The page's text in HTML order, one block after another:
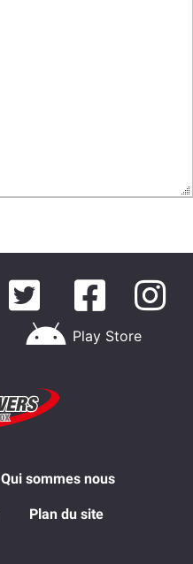
Play Store
Qui sommes nous
Plan du site